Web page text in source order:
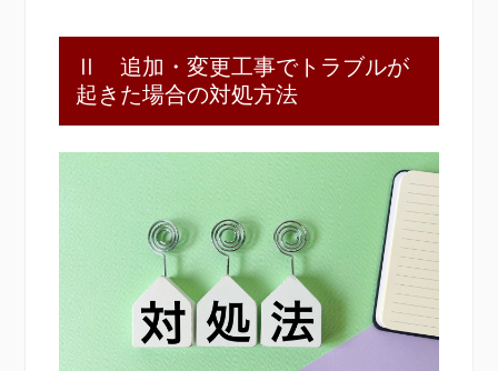
Ⅱ 追加・変更工事でトラブルが
起きた場合の対処方法